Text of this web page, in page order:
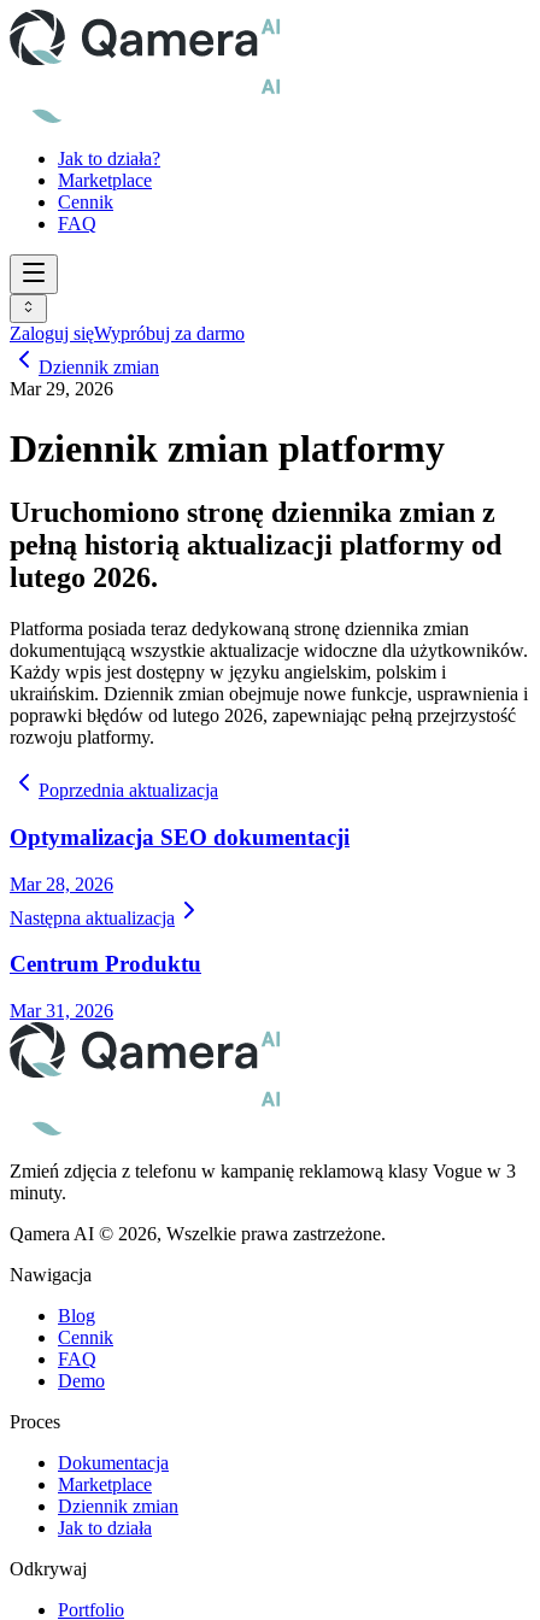
Jak to działa?
Marketplace
Cennik
FAQ
Zaloguj sięWypróbuj za darmo
Dziennik zmian
Mar 29, 2026
Dziennik zmian platformy
Uruchomiono stronę dziennika zmian z
pełną historią aktualizacji platformy od
lutego 2026.
Platforma posiada teraz dedykowaną stronę dziennika zmian
dokumentującą wszystkie aktualizacje widoczne dla użytkowników.
Każdy wpis jest dostępny w języku angielskim, polskim i
ukraińskim. Dziennik zmian obejmuje nowe funkcje, usprawnienia i
poprawki błędów od lutego 2026, zapewniając pełną przejrzystość
rozwoju platformy.
Poprzednia aktualizacja
Optymalizacja SEO dokumentacji
Mar 28, 2026
Następna aktualizacja
Centrum Produktu
Mar 31, 2026
Zmień zdjęcia z telefonu w kampanię reklamową klasy Vogue w 3
minuty.
Qamera AI © 2026, Wszelkie prawa zastrzeżone.
Nawigacja
Blog
Cennik
FAQ
Demo
Proces
Dokumentacja
Marketplace
Dziennik zmian
Jak to działa
Odkrywaj
Portfolio